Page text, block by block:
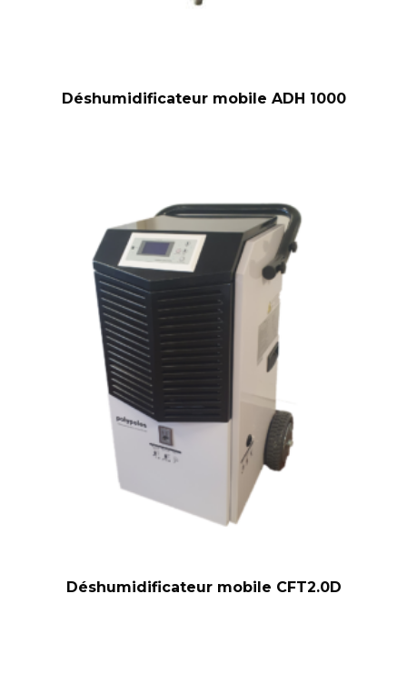
Déshumidificateur mobile ADH 1000
Déshumidificateur mobile CFT2.0D